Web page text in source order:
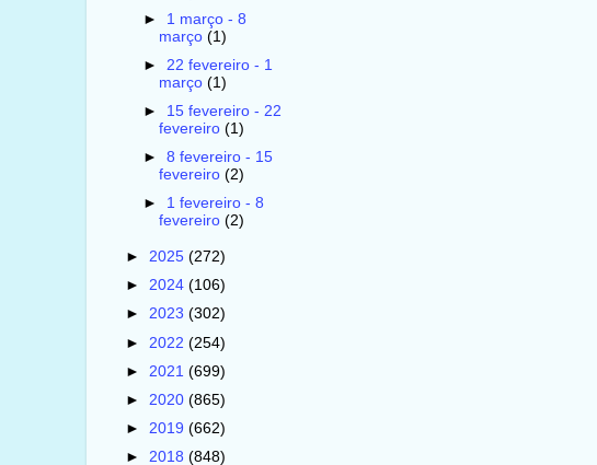
► 1 março - 8
março (1)
► 22 fevereiro - 1
março (1)
► 15 fevereiro - 22
fevereiro (1)
► 8 fevereiro - 15
fevereiro (2)
► 1 fevereiro - 8
fevereiro (2)
► 2025 (272)
► 2024 (106)
► 2023 (302)
► 2022 (254)
► 2021 (699)
► 2020 (865)
► 2019 (662)
► 2018 (848)